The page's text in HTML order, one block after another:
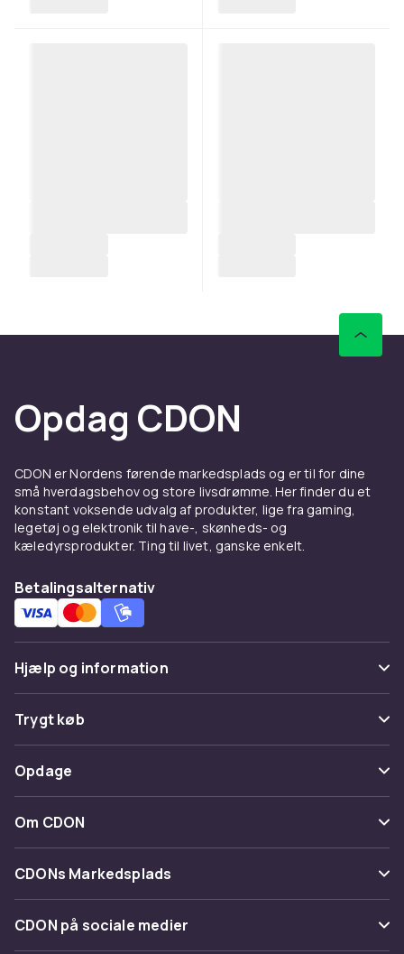
Opdag CDON
CDON er Nordens førende markedsplads og er til for dine
små hverdagsbehov og store livsdrømme. Her finder du et
konstant voksende udvalg af produkter, lige fra gaming,
legetøj og elektronik til have-, skønheds- og
kæledyrsprodukter. Ting til livet, ganske enkelt.
Betalingsalternativ
Hjælp og information
Ofte stillede spørgsmål
Spor pakke
Fortryd & returner her
Kontakt os
Trygt køb
Betaling
Levering
Tilbagekaldelser
Opdage
Kategorier
Maerke
Om CDON
Om os
Kundeanmeldelser
Arbejd på CDON
CDONs Markedsplads
Merchant Help Center
CDON på sociale medier